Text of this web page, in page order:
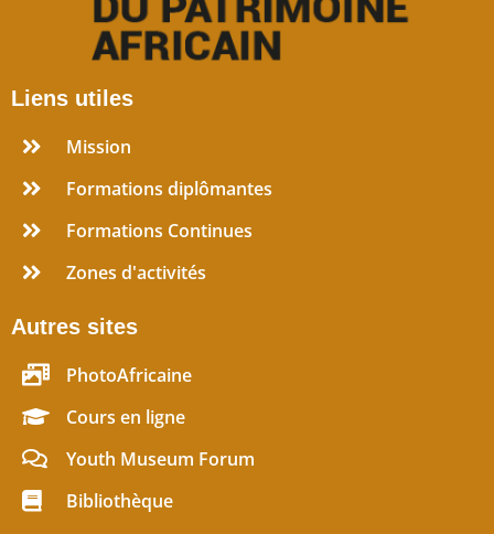
Liens utiles
Mission
Formations diplômantes
Formations Continues
Zones d'activités
Autres sites
PhotoAfricaine
Cours en ligne
Youth Museum Forum
Bibliothèque